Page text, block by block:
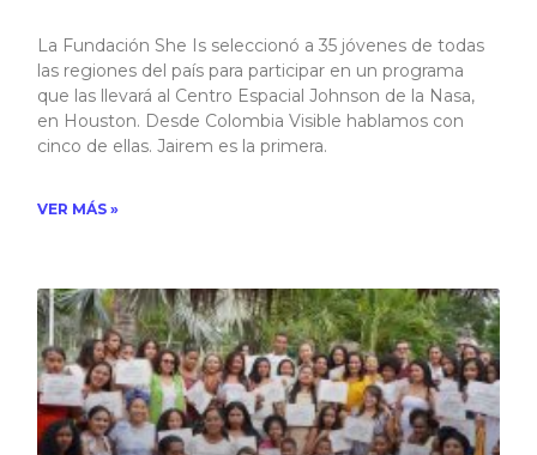
La Fundación She Is seleccionó a 35 jóvenes de todas
las regiones del país para participar en un programa
que las llevará al Centro Espacial Johnson de la Nasa,
en Houston. Desde Colombia Visible hablamos con
cinco de ellas. Jairem es la primera. ​
VER MÁS »